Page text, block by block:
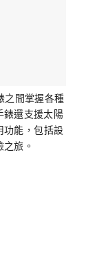
之間掌握各種
錶還支援太陽
功能，包括設
旅。